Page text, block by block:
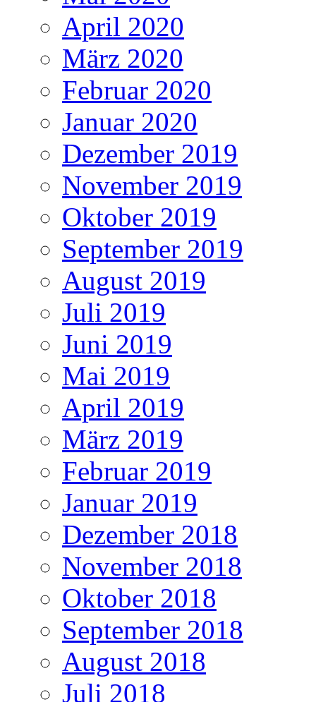
April 2020
März 2020
Februar 2020
Januar 2020
Dezember 2019
November 2019
Oktober 2019
September 2019
August 2019
Juli 2019
Juni 2019
Mai 2019
April 2019
März 2019
Februar 2019
Januar 2019
Dezember 2018
November 2018
Oktober 2018
September 2018
August 2018
Juli 2018